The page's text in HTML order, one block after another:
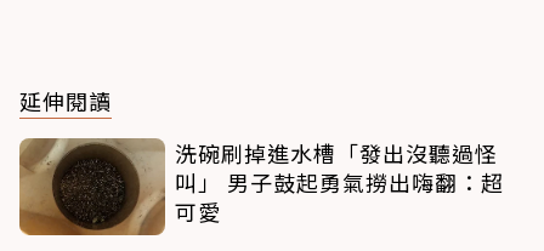
延伸閱讀
洗碗刷掉進水槽「發出沒聽過怪
叫」 男子鼓起勇氣撈出嗨翻：超
可愛